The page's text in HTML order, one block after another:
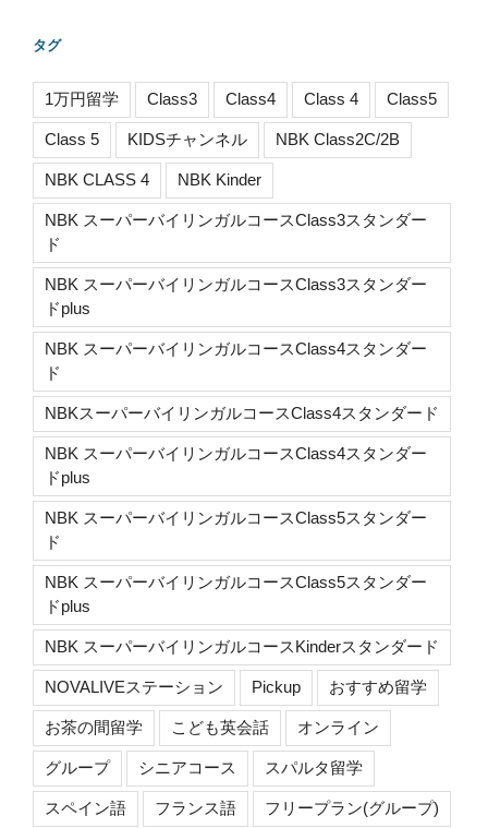
タグ
1万円留学 Class3 Class4 Class 4 Class5
Class 5 KIDSチャンネル NBK Class2C/2B
NBK CLASS 4 NBK Kinder
NBK スーパーバイリンガルコースClass3スタンダー
ド
NBK スーパーバイリンガルコースClass3スタンダー
ドplus
NBK スーパーバイリンガルコースClass4スタンダー
ド
NBKスーパーバイリンガルコースClass4スタンダード
NBK スーパーバイリンガルコースClass4スタンダー
ドplus
NBK スーパーバイリンガルコースClass5スタンダー
ド
NBK スーパーバイリンガルコースClass5スタンダー
ドplus
NBK スーパーバイリンガルコースKinderスタンダード
NOVALIVEステーション Pickup おすすめ留学
お茶の間留学 こども英会話 オンライン
グループ シニアコース スパルタ留学
スペイン語 フランス語 フリープラン(グループ)